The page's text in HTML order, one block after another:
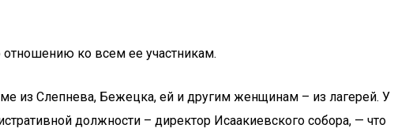
отношению ко всем ее участникам.
из Слепнева, Бежецка, ей и другим женщинам – из лагерей. У
должности – директор Исаакиевского собора, — что